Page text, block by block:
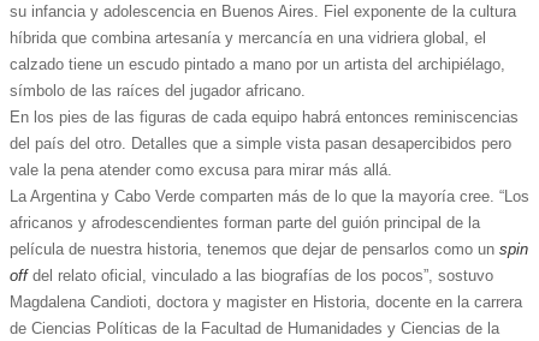
su infancia y adolescencia en Buenos Aires. Fiel exponente de la cultura
híbrida que combina artesanía y mercancía en una vidriera global, el
calzado tiene un escudo pintado a mano por un artista del archipiélago,
símbolo de las raíces del jugador africano.
En los pies de las figuras de cada equipo habrá entonces reminiscencias
del país del otro. Detalles que a simple vista pasan desapercibidos pero
vale la pena atender como excusa para mirar más allá.
La Argentina y Cabo Verde comparten más de lo que la mayoría cree. “Los
africanos y afrodescendientes forman parte del guión principal de la
película de nuestra historia, tenemos que dejar de pensarlos como un spin
off del relato oficial, vinculado a las biografías de los pocos”, sostuvo
Magdalena Candioti, doctora y magister en Historia, docente en la carrera
de Ciencias Políticas de la Facultad de Humanidades y Ciencias de la